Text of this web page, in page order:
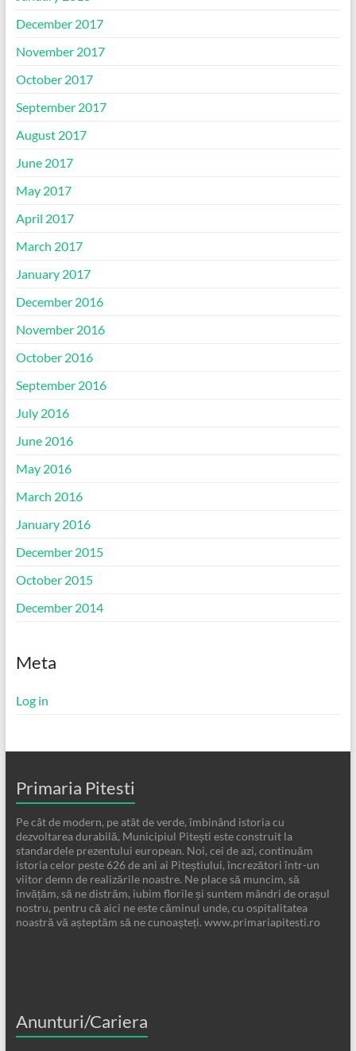
December 2017
November 2017
October 2017
September 2017
August 2017
June 2017
May 2017
April 2017
March 2017
January 2017
December 2016
November 2016
October 2016
September 2016
July 2016
June 2016
May 2016
March 2016
January 2016
December 2015
October 2015
December 2014
Meta
Log in
Primaria Pitesti
Pe cât de modern, pe atât de verde, îmbinând istoria cu
dezvoltarea durabilă, Municipiul Pitești este construit la
standardele prezentului european. Noi, cei de azi, continuăm
istoria celor peste 626 de ani ai Piteștiului, încrezători într-un
viitor demn de realizările noastre. Ne place să muncim, să
învățăm, să ne distrăm, iubim florile și suntem mândri de orașul
nostru, pentru că aici ne este căminul unde, cu ospitalitatea
noastră vă așteptăm să ne cunoașteți. www.primariapitesti.ro
Anunturi/Cariera